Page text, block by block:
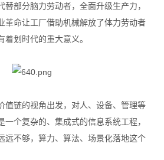
部分脑力劳动者，全面升级生产力，
革命让工厂借助机械解放了体力劳动者
划时代的重大意义。
值链的视角出发，对人、设备、管理等
个复杂的、集成式的信息系统工程，
远不够，算力、算法、场景化落地这个